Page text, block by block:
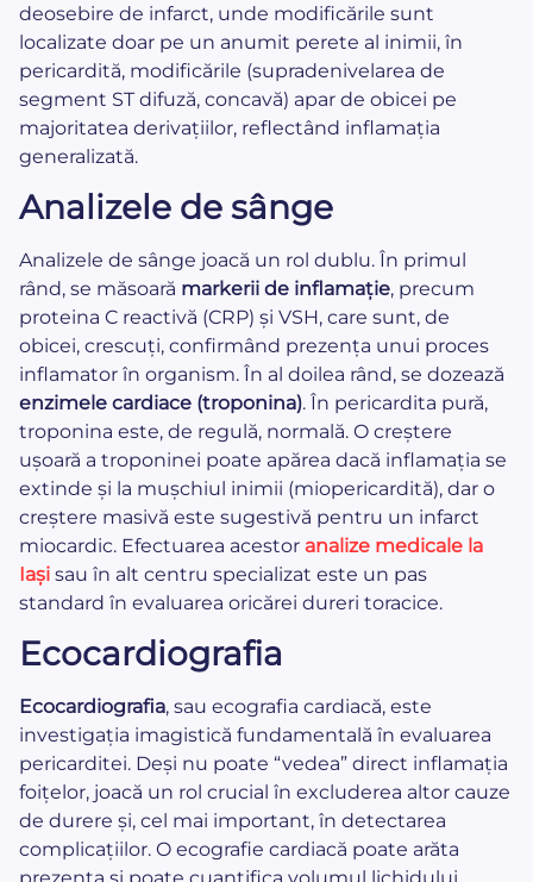
deosebire de infarct, unde modificările sunt
localizate doar pe un anumit perete al inimii, în
pericardită, modificările (supradenivelarea de
segment ST difuză, concavă) apar de obicei pe
majoritatea derivațiilor, reflectând inflamația
generalizată.
Analizele de sânge
Analizele de sânge joacă un rol dublu. În primul
rând, se măsoară markerii de inflamație, precum
proteina C reactivă (CRP) și VSH, care sunt, de
obicei, crescuți, confirmând prezența unui proces
inflamator în organism. În al doilea rând, se dozează
enzimele cardiace (troponina). În pericardita pură,
troponina este, de regulă, normală. O creștere
ușoară a troponinei poate apărea dacă inflamația se
extinde și la mușchiul inimii (miopericardită), dar o
creștere masivă este sugestivă pentru un infarct
miocardic. Efectuarea acestor analize medicale la
Iași sau în alt centru specializat este un pas
standard în evaluarea oricărei dureri toracice.
Ecocardiografia
Ecocardiografia, sau ecografia cardiacă, este
investigația imagistică fundamentală în evaluarea
pericarditei. Deși nu poate “vedea” direct inflamația
foițelor, joacă un rol crucial în excluderea altor cauze
de durere și, cel mai important, în detectarea
complicațiilor. O ecografie cardiacă poate arăta